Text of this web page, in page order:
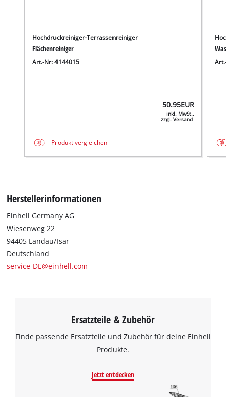
Hochdruckreiniger-Terrassenreiniger
Flächenreiniger
Art.-Nr: 4144015
50.95EUR
inkl. MwSt.,
zzgl. Versand
Produkt vergleichen
Herstellerinformationen
Einhell Germany AG
Wiesenweg 22
94405 Landau/Isar
Deutschland
service-DE@einhell.com
Ersatzteile & Zubehör
Finde passende Ersatzteile und Zubehör für deine Einhell
Produkte.
Jetzt entdecken